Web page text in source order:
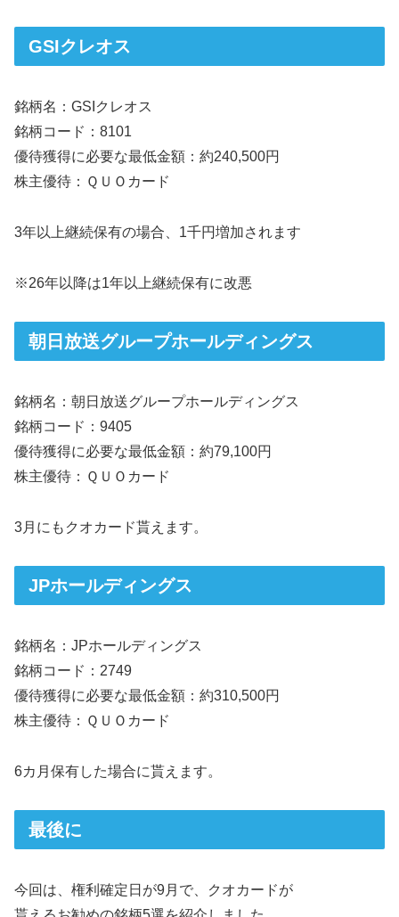
GSIクレオス
銘柄名：GSIクレオス
銘柄コード：8101
優待獲得に必要な最低金額：約240,500円
株主優待：ＱＵＯカード
3年以上継続保有の場合、1千円増加されます
※26年以降は1年以上継続保有に改悪
朝日放送グループホールディングス
銘柄名：朝日放送グループホールディングス
銘柄コード：9405
優待獲得に必要な最低金額：約79,100円
株主優待：ＱＵＯカード
3月にもクオカード貰えます。
JPホールディングス
銘柄名：JPホールディングス
銘柄コード：2749
優待獲得に必要な最低金額：約310,500円
株主優待：ＱＵＯカード
6カ月保有した場合に貰えます。
最後に
今回は、権利確定日が9月で、クオカードが